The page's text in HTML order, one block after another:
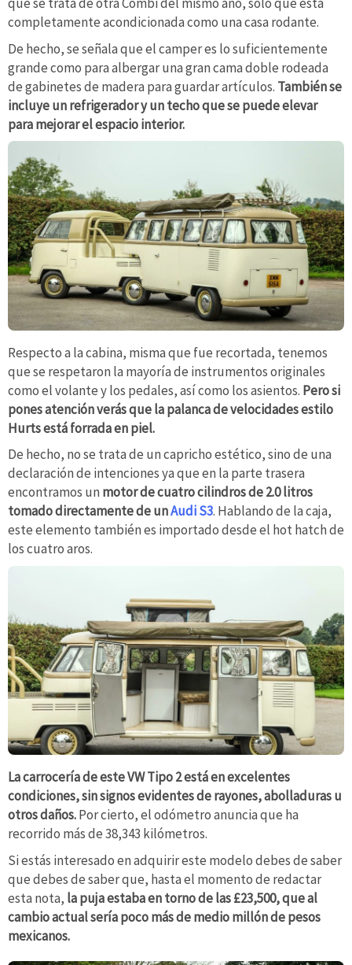
completamente acondicionada como una casa rodante.
De hecho, se señala que el camper es lo suficientemente
grande como para albergar una gran cama doble rodeada
de gabinetes de madera para guardar artículos. También se
incluye un refrigerador y un techo que se puede elevar
para mejorar el espacio interior.
Respecto a la cabina, misma que fue recortada, tenemos
que se respetaron la mayoría de instrumentos originales
como el volante y los pedales, así como los asientos. Pero si
pones atención verás que la palanca de velocidades estilo
Hurts está forrada en piel.
De hecho, no se trata de un capricho estético, sino de una
declaración de intenciones ya que en la parte trasera
encontramos un motor de cuatro cilindros de 2.0 litros
tomado directamente de unAudi S3. Hablando de la caja,
este elemento también es importado desde el hot hatch de
los cuatro aros.
La carrocería de este VW Tipo 2 está en excelentes
condiciones, sin signos evidentes de rayones, abolladuras u
otros daños.Por cierto, el odómetro anuncia que ha
recorrido más de 38,343 kilómetros.
Si estás interesado en adquirir este modelo debes de saber
que debes de saber que, hasta el momento de redactar
esta nota, la puja estaba en torno de las £23,500, que al
cambio actual sería poco más de medio millón de pesos
mexicanos.